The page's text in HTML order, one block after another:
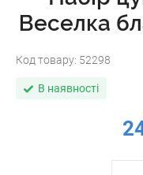
Веселка
Код товару: 52298
В наявності